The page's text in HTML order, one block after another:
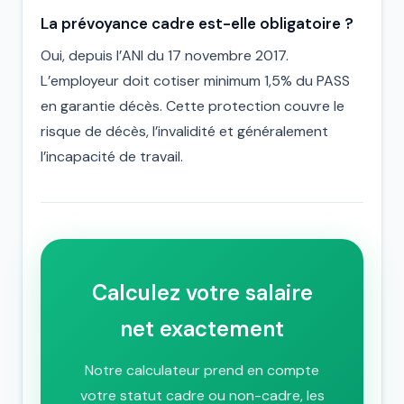
La prévoyance cadre est-elle obligatoire ?
Oui, depuis l’ANI du 17 novembre 2017.
L’employeur doit cotiser minimum 1,5% du PASS
en garantie décès. Cette protection couvre le
risque de décès, l’invalidité et généralement
l’incapacité de travail.
Calculez votre salaire
net exactement
Notre calculateur prend en compte
votre statut cadre ou non-cadre, les